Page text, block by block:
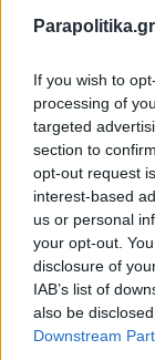
If you wish to
processing of
targeted
section to
opt-out request
interest-based
us or personal
your opt-out.
disclosure of
IAB’s list of
also be
Downstream
ΠΟΛΙΤΙΣΜΟΣ